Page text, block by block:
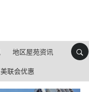
地区屋苑资讯
美联会优惠